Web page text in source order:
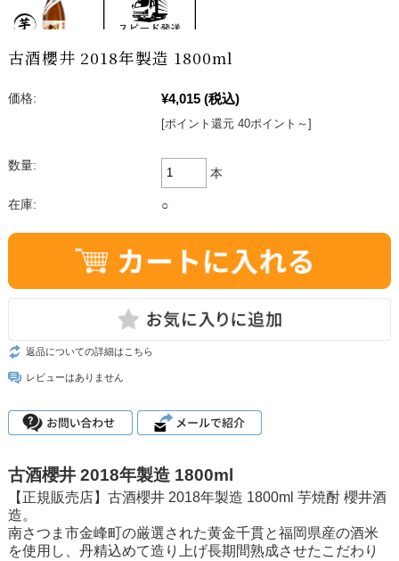
古酒櫻井 2018年製造 1800ml
価格: ¥4,015 (税込)
[ポイント還元 40ポイント～]
数量:
本
在庫: ○
返品についての詳細はこちら
レビューはありません
古酒櫻井 2018年製造 1800ml
【正規販売店】古酒櫻井 2018年製造 1800ml 芋焼酎 櫻井酒
造。
南さつま市金峰町の厳選された黄金千貫と福岡県産の酒米
を使用し、丹精込めて造り上げ長期間熟成させたこだわり